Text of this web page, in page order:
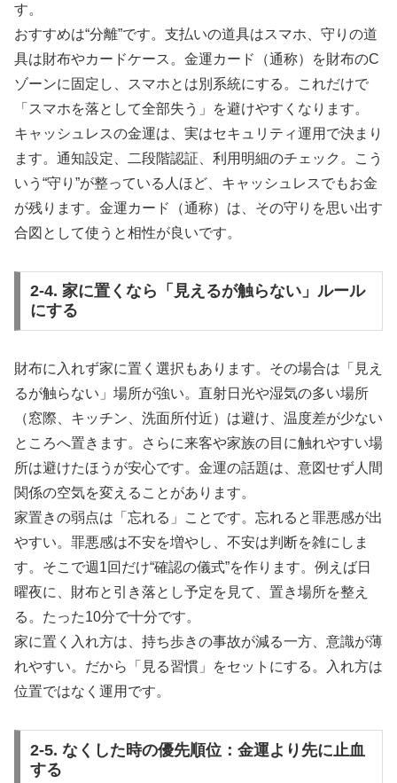
す。
おすすめは“分離”です。支払いの道具はスマホ、守りの道
具は財布やカードケース。金運カード（通称）を財布のC
ゾーンに固定し、スマホとは別系統にする。これだけで
「スマホを落として全部失う」を避けやすくなります。
キャッシュレスの金運は、実はセキュリティ運用で決まり
ます。通知設定、二段階認証、利用明細のチェック。こう
いう“守り”が整っている人ほど、キャッシュレスでもお金
が残ります。金運カード（通称）は、その守りを思い出す
合図として使うと相性が良いです。
2-4. 家に置くなら「見えるが触らない」ルール
にする
財布に入れず家に置く選択もあります。その場合は「見え
るが触らない」場所が強い。直射日光や湿気の多い場所
（窓際、キッチン、洗面所付近）は避け、温度差が少ない
ところへ置きます。さらに来客や家族の目に触れやすい場
所は避けたほうが安心です。金運の話題は、意図せず人間
関係の空気を変えることがあります。
家置きの弱点は「忘れる」ことです。忘れると罪悪感が出
やすい。罪悪感は不安を増やし、不安は判断を雑にしま
す。そこで週1回だけ“確認の儀式”を作ります。例えば日
曜夜に、財布と引き落とし予定を見て、置き場所を整え
る。たった10分で十分です。
家に置く入れ方は、持ち歩きの事故が減る一方、意識が薄
れやすい。だから「見る習慣」をセットにする。入れ方は
位置ではなく運用です。
2-5. なくした時の優先順位：金運より先に止血
する